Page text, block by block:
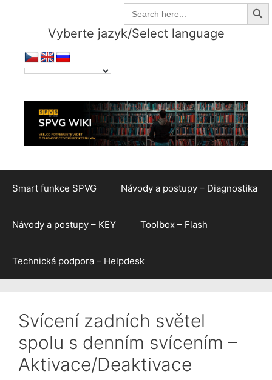
Search
for:
Search
Vyberte jazyk/Select language
Smart funkce SPVG Návody a postupy – Diagnostika
Návody a postupy – KEY Toolbox – Flash
Technická podpora – Helpdesk
Svícení zadních světel
spolu s denním svícením –
Aktivace/Deaktivace